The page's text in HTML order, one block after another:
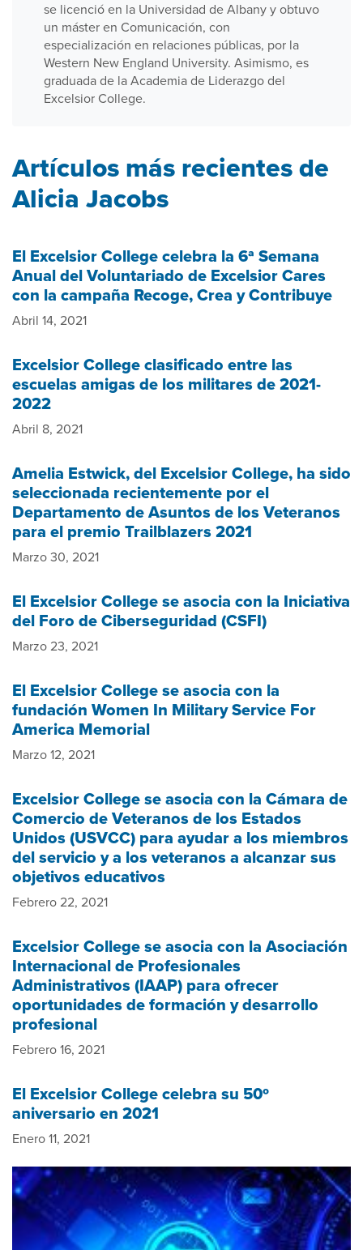
se licenció en la Universidad de Albany y obtuvo
un máster en Comunicación, con
especialización en relaciones públicas, por la
Western New England University. Asimismo, es
graduada de la Academia de Liderazgo del
Excelsior College.
Artículos más recientes de
Alicia Jacobs
El Excelsior College celebra la 6ª Semana
Anual del Voluntariado de Excelsior Cares
con la campaña Recoge, Crea y Contribuye
Abril 14, 2021
Excelsior College clasificado entre las
escuelas amigas de los militares de 2021-
2022
Abril 8, 2021
Amelia Estwick, del Excelsior College, ha sido
seleccionada recientemente por el
Departamento de Asuntos de los Veteranos
para el premio Trailblazers 2021
Marzo 30, 2021
El Excelsior College se asocia con la Iniciativa
del Foro de Ciberseguridad (CSFI)
Marzo 23, 2021
El Excelsior College se asocia con la
fundación Women In Military Service For
America Memorial
Marzo 12, 2021
Excelsior College se asocia con la Cámara de
Comercio de Veteranos de los Estados
Unidos (USVCC) para ayudar a los miembros
del servicio y a los veteranos a alcanzar sus
objetivos educativos
Febrero 22, 2021
Excelsior College se asocia con la Asociación
Internacional de Profesionales
Administrativos (IAAP) para ofrecer
oportunidades de formación y desarrollo
profesional
Febrero 16, 2021
El Excelsior College celebra su 50º
aniversario en 2021
Enero 11, 2021